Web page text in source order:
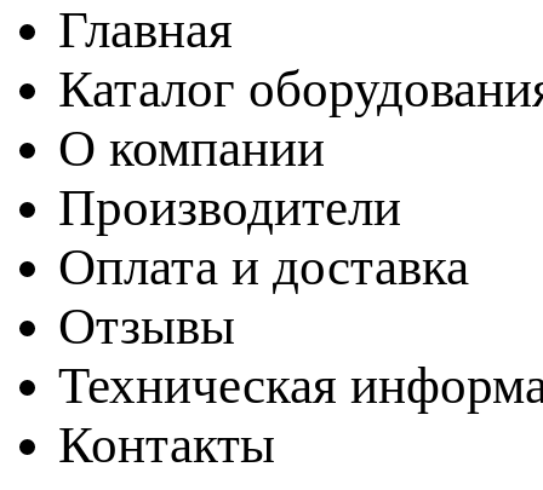
Главная
Каталог
О компании
Производители
Оплата и доставка
Отзывы
Техническая
Контакты